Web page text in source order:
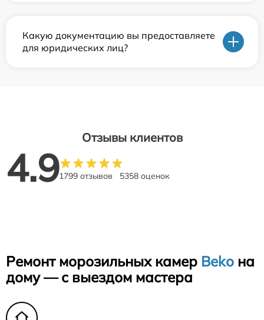
Какую документацию вы предоставляете
для юридических лиц?
Отзывы клиентов
4.91799 отзывов 5358 оценок
Ремонт морозильных камер Beko на
дому — с выездом мастера